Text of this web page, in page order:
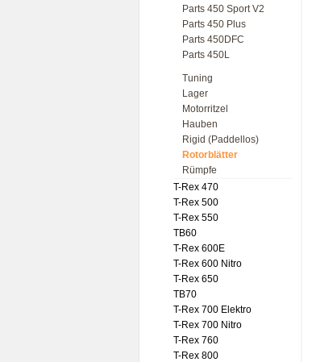
Parts 450 Sport V2
Parts 450 Plus
Parts 450DFC
Parts 450L
Tuning
Lager
Motorritzel
Hauben
Rigid (Paddellos)
Rotorblätter
Rümpfe
T-Rex 470
T-Rex 500
T-Rex 550
TB60
T-Rex 600E
T-Rex 600 Nitro
T-Rex 650
TB70
T-Rex 700 Elektro
T-Rex 700 Nitro
T-Rex 760
T-Rex 800